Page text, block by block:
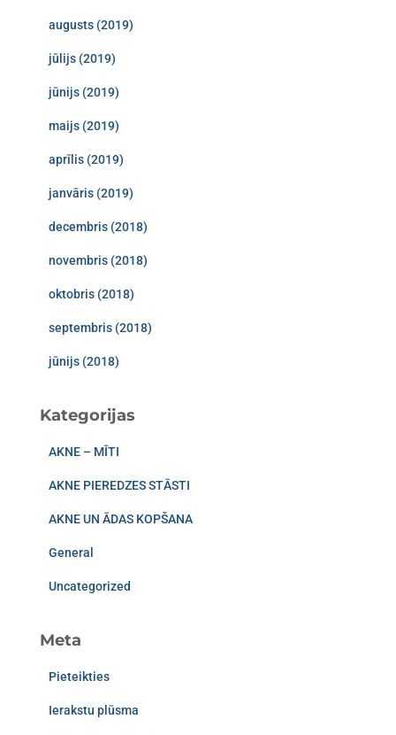
augusts (2019)
jūlijs (2019)
jūnijs (2019)
maijs (2019)
aprīlis (2019)
janvāris (2019)
decembris (2018)
novembris (2018)
oktobris (2018)
septembris (2018)
jūnijs (2018)
Kategorijas
AKNE – MĪTI
AKNE PIEREDZES STĀSTI
AKNE UN ĀDAS KOPŠANA
General
Uncategorized
Meta
Pieteikties
Ierakstu plūsma